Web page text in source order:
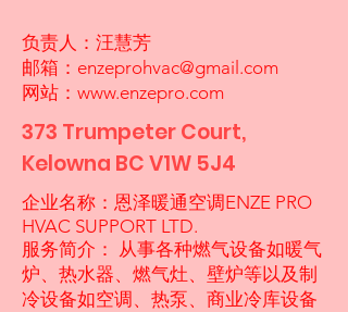
负责人：汪慧芳
邮箱： enzeprohvac@gmail.com
网站： www.enzepro.com
373 Trumpeter Court,
Kelowna BC V1W 5J4
企业名称：恩泽暖通空调ENZE PRO
HVAC SUPPORT LTD.
服务简介： 从事各种燃气设备如暖气
炉、热水器、燃气灶、壁炉等以及制
冷设备如空调、热泵、商业冷库设备